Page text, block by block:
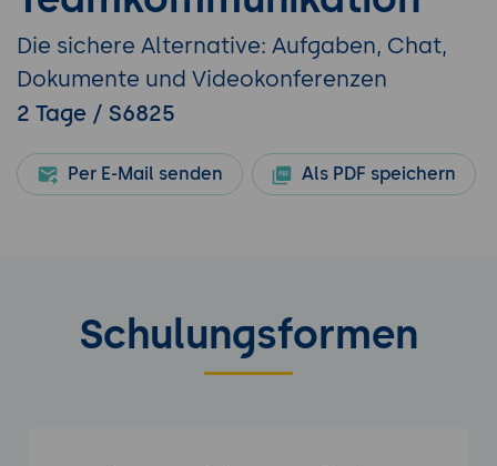
Die sichere Alternative: Aufgaben, Chat,
Dokumente und Videokonferenzen
2 Tage / S6825
Per E-Mail senden Als PDF speichern
Schulungsformen